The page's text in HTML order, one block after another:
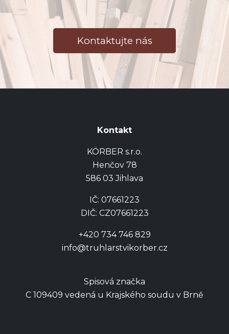
Kontaktujte nás
Kontakt
KÖRBER s.r.o.
Henčov 78
586 03 Jihlava
IČ: 07661223
DIČ: CZ07661223
+420 734 746 829
info@truhlarstvikorber.cz
Spisová značka
​C 109409 vedená u Krajského soudu v Brně